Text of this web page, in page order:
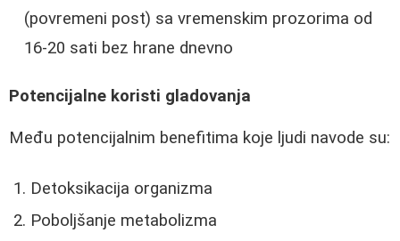
(povremeni post) sa vremenskim prozorima od
16-20 sati bez hrane dnevno
Potencijalne koristi gladovanja
Među potencijalnim benefitima koje ljudi navode su:
Detoksikacija organizma
Poboljšanje metabolizma